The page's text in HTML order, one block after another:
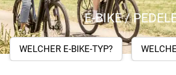
E-BIKE /
WELCHER E-BIKE-TYP?